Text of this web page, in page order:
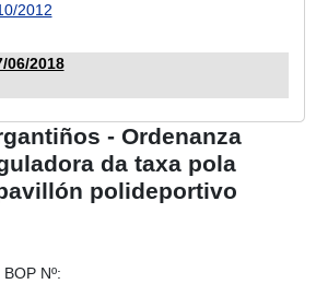
2012
06/2018
- Ordenanza
da taxa pola
polideportivo
BOP Nº: